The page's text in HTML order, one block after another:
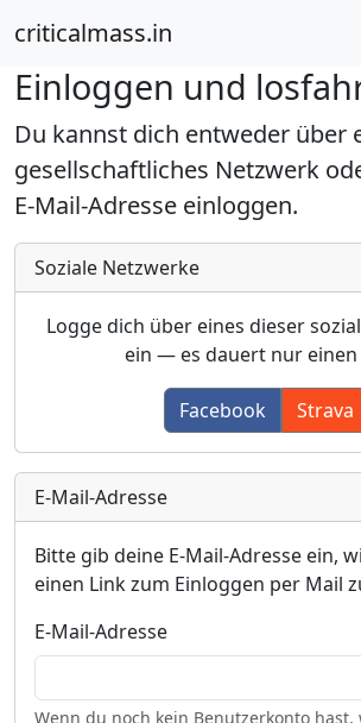
criticalmass.in
Einloggen und
Du kannst dich entweder über
gesellschaftliches Netzwerk
E-Mail-Adresse einloggen.
Soziale Netzwerke
Logge dich über eines dieser
ein — es dauert nur einen
Facebook Strava
E-Mail-Adresse
Bitte gib deine E-Mail-Adresse ein,
einen Link zum Einloggen per Mail
E-Mail-Adresse
Wenn du noch kein Benutzerkonto